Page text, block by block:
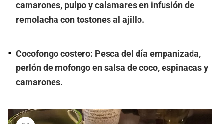
camarones, pulpo y calamares en infusión de
remolacha con tostones al ajillo.
Cocofongo costero: Pesca del día empanizada,
perlón de mofongo en salsa de coco, espinacas y
camarones.